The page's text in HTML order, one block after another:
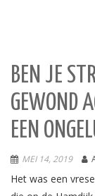
BEN JE
GEWOND
EEN
MEI 14, 2019
Het was een